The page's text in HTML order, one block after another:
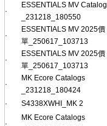
·
ESSENTIALS MV Catalog
_231218_180550
·
ESSENTIALS MV 2025價
單_250617_103713
·
ESSENTIALS MV 2025價
單_250617_103713
·
MK Ecore Catalogs
_231218_180424
·
S4338XWHI_MK 2
·
MK Ecore Catalogs